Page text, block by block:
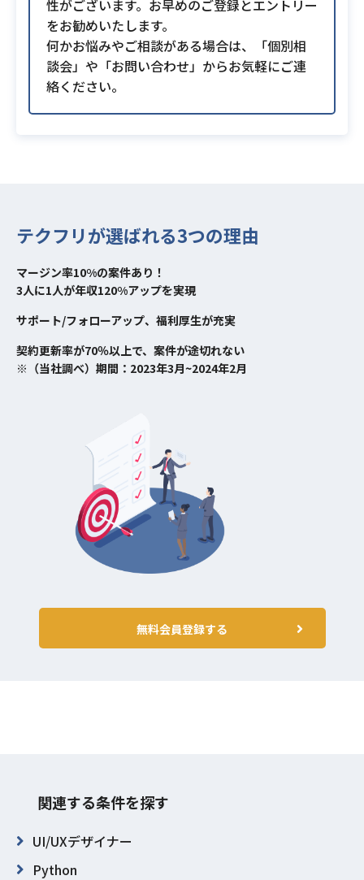
性がございます。お早めのご登録とエントリー
をお勧めいたします。
何かお悩みやご相談がある場合は、「個別相
談会」や「お問い合わせ」からお気軽にご連
絡ください。
テクフリが選ばれる3つの理由
マージン率10%の案件あり！
3人に1人が年収120%アップを実現
サポート/フォローアップ、福利厚生が充実
契約更新率が70％以上で、案件が途切れない
※（当社調べ）期間：2023年3月~2024年2月
無料会員登録する
関連する条件を探す
UI/UXデザイナー
Python